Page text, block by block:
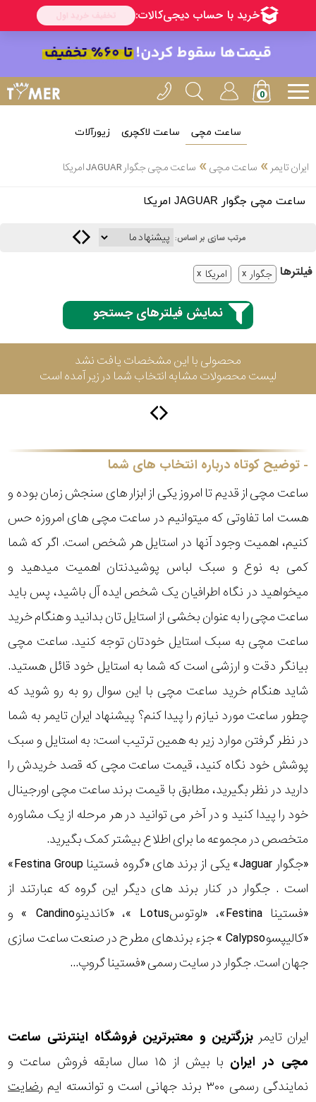
ساعت مچی ساعت لاکچری زیورآلات
ایران تایمر » ساعت مچی» ساعت مچی جگوار JAGUAR امریکا
ساعت مچی جگوار JAGUAR امریکا
مرتب سازی بر اساس:
فیلتر‌ها جگوار امریکا
نمایش فیلترهای جستجو
محصولی با این مشخصات یافت نشد
لیست محصولات مشابه انتخاب شما در زیر آمده است
توضیح کوتاه درباره انتخاب های شما
ساعت مچی از قدیم تا امروز یکی از ابزار های سنجش زمان بوده و
هست اما تفاوتی که میتوانیم در ساعت مچی های امروزه حس
کنیم، اهمیت وجود آنها در استایل هر شخص است. اگر که شما
کمی به نوع و سبک لباس پوشیدنتان اهمیت میدهید و
میخواهید در نگاه اطرافیان یک شخص ایده آل باشید، پس باید
ساعت مچی را به عنوان بخشی از استایل تان بدانید و هنگام خرید
ساعت مچی به سبک استایل خودتان توجه کنید. ساعت مچی
بیانگر دقت و ارزشی است که شما به استایل خود قائل هستید.
شاید هنگام خرید ساعت مچی با این سوال رو به رو شوید که
چطور ساعت مورد نیازم را پیدا کنم؟ پیشنهاد ایران تایمر به شما
در نظر گرفتن موارد زیر به همین ترتیب است: به استایل و سبک
پوشش خود نگاه کنید، قیمت ساعت مچی که قصد خریدش را
دارید در نظر بگیرید، مطابق با قیمت برند ساعت مچی اورجینال
خود را پیدا کنید و در آخر می توانید در هر مرحله از یک مشاوره
متخصص در مجموعه ما برای اطلاع بیشتر کمک بگیرید.
«جگوار Jaguar» یکی از برند های «گروه فستینا Festina Group»
است . جگوار در کنار برند های دیگر این گروه که عبارتند از
«فستینا Festina»، «لوتوسLotus »، «کاندینوCandino » و
«کالیپسوCalypso » جزء برندهای مطرح در صنعت ساعت سازی
جهان است. جگوار در سایت رسمی «فستینا گروپ...
ایران تایمر بزرگترین و معتبرترین فروشگاه اینترنتی ساعت
مچی در ایران
با بیش از ۱۵ سال سابقه فروش ساعت و
نمایندگی رسمی ۳۰۰ برند جهانی است و توانسته ایم
رضایت
بین 3
عدد
ساعته
جگوار
متی
تیسوت
مازراتی
نمایش
بیشتر...
جنسیت
رده
محدوده
عرض
قاب
طرح
بند
طرح
صفحه
مقاوم
شکل